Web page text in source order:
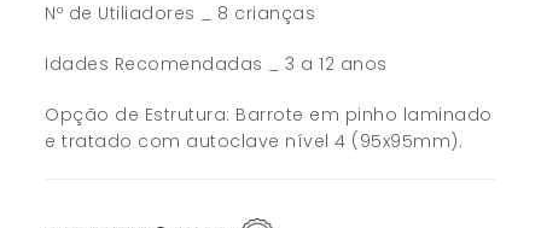
Nº de Utiliadores _ 8 crianças
Idades Recomendadas _ 3 a 12 anos
Opção de Estrutura: Barrote em pinho laminado
e tratado com autoclave nível 4 (95x95mm).